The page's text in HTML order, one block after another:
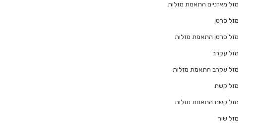
מזל מאזניים התאמת מזלות
מזל סרטן
מזל סרטן התאמת מזלות
מזל עקרב
מזל עקרב התאמת מזלות
מזל קשת
מזל קשת התאמת מזלות
מזל שור